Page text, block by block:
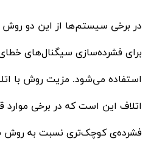
در برخی سیستم‌ها از این دو روش
برای فشرده‌سازی سیگنال‌های
استفاده می‌شود. مزیت‌ روش‌ با
اتلاف این است که در برخی موارد
فشرده‌ی کوچک‌تری نسبت به روش